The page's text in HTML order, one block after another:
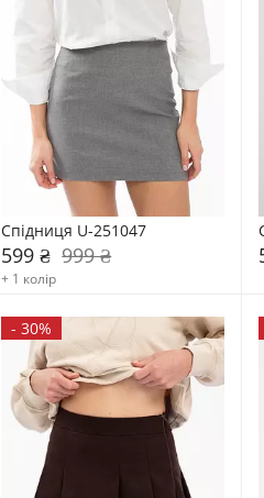
Спідниця U-251047
599 ₴ 999 ₴
+ 1 колір
-30%